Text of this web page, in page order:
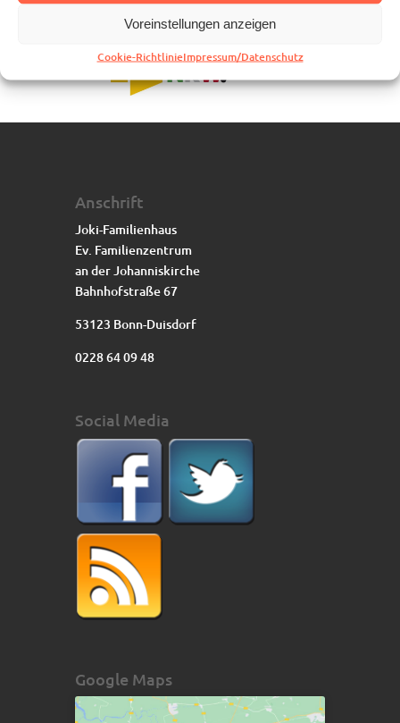
Voreinstellungen anzeigen
Cookie-RichtlinieImpressum/Datenschutz
Anschrift
Joki-Familienhaus
Ev. Familienzentrum
an der Johanniskirche
Bahnhofstraße 67
53123 Bonn-Duisdorf
0228 64 09 48
Social Media
Google Maps